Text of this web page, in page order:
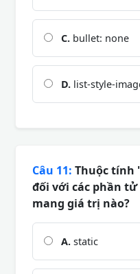
C. bullet: none
D. list-style-
Câu 11: Thuộc tính
đối với các phần
mang giá trị nào?
A. static